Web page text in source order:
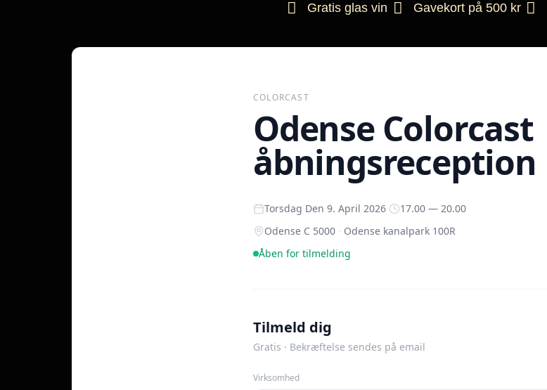
Gratis glas vin Gavekort på 500 kr